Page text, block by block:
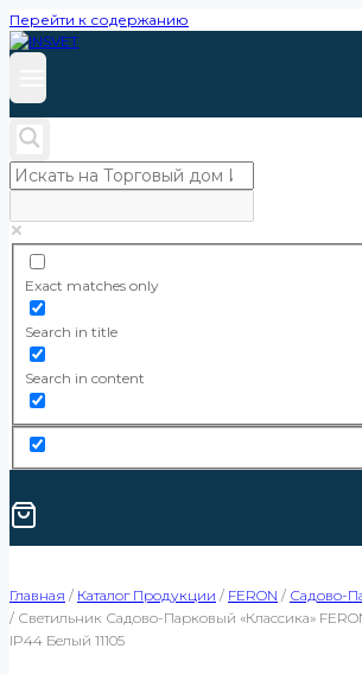
Перейти к содержанию
Exact matches only
Search in title
Search in content
Главная / Каталог Продукции / FERON / Садово-
/ Светильник Садово-Парковый «Классика»
IP44 Белый 11105